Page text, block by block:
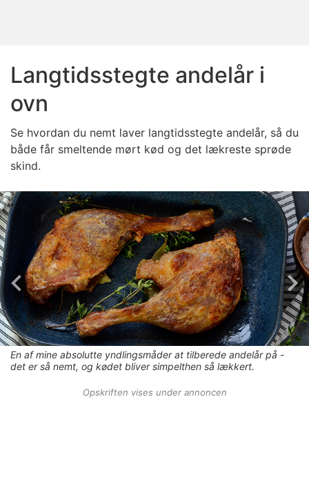
Langtidsstegte andelår i
ovn
Se hvordan du nemt laver langtidsstegte andelår, så du
både får smeltende mørt kød og det lækreste sprøde
skind.
En af mine absolutte yndlingsmåder at tilberede andelår på -
det er så nemt, og kødet bliver simpelthen så lækkert.
Opskriften vises under annoncen